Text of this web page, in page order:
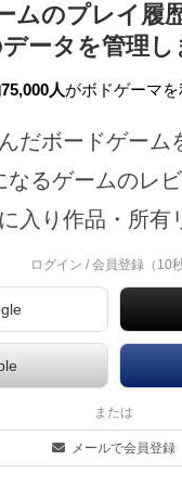
ムのプレイ履
ータを管理し
人がボドゲーマを
だボードゲーム
なるゲームのレ
入り作品・所有
ログイン / 会員登録（10秒
または
メールで会員登録
る
レビュー
ラム
内
新
定
国
子
20
60
割
ク